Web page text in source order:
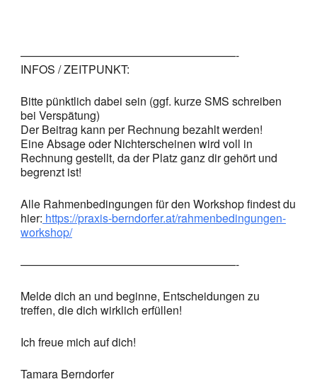
———————————————————-
INFOS / ZEITPUNKT:
Bitte pünktlich dabei sein (ggf. kurze SMS schreiben
bei Verspätung)
Der Beitrag kann per Rechnung bezahlt werden!
Eine Absage oder Nichterscheinen wird voll in
Rechnung gestellt, da der Platz ganz dir gehört und
begrenzt ist!
Alle Rahmenbedingungen für den Workshop findest du
hier: https://praxis-berndorfer.at/rahmenbedingungen-
workshop/
———————————————————-
Melde dich an und beginne, Entscheidungen zu
treffen, die dich wirklich erfüllen!
Ich freue mich auf dich!
Tamara Berndorfer